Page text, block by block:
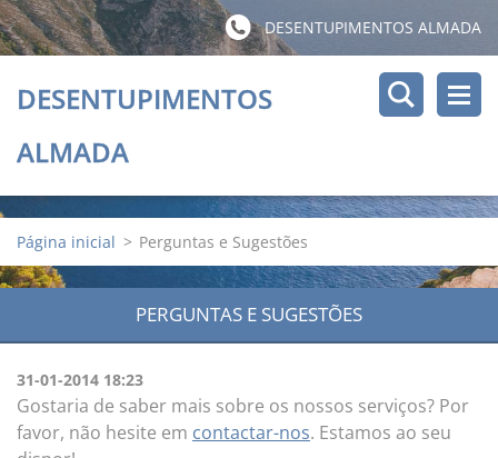
DESENTUPIMENTOS ALMADA
DESENTUPIMENTOS
ALMADA
Página inicial > Perguntas e Sugestões
PERGUNTAS E SUGESTÕES
31-01-2014 18:23
Gostaria de saber mais sobre os nossos serviços? Por
favor, não hesite em contactar-nos. Estamos ao seu